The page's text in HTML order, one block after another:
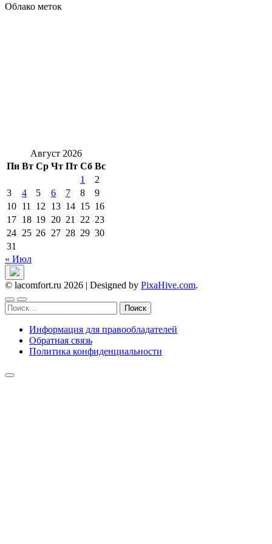
Облако меток
Август 2026
Пн Вт Ср Чт Пт Сб Вс
1
2
3
4 5 6 7 8
9
10 11 12 13 14 15 16
17 18 19 20 21 22 23
24 25 26 27 28 29 30
31
« Июл
© lacomfort.ru 2026 | Designed by PixaHive.com.
Найти:
Информация для правообладателей
Обратная связь
Политика конфиденциальности